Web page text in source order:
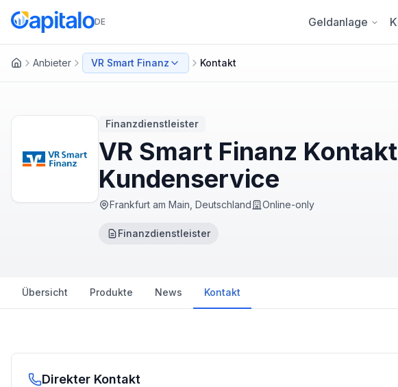
DE Geldanlage
Anbieter VR Smart Finanz Kontakt
Finanzdienstleister
VR Smart Finanz
Kundenservice
Frankfurt am Main, Deutschland Online-only
Finanzdienstleister
Übersicht Produkte News Kontakt
Direkter Kontakt